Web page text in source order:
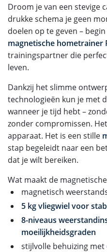
Droom je van een stevige
drukke schema je geen
doelen op te geven –
magnetische hometrainer
trainingspartner die
leven.
Dankzij het slimme
technologieën kun je met
wanneer je tijd hebt –
zonder compromissen.
apparaat. Het is een stille
stap begeleidt naar een
dat je wilt bereiken.
Wat maakt de
magnetisch
5 kg vliegwiel voor
8-niveaus
moeilijkheidsgraden
stijlvolle behuizing